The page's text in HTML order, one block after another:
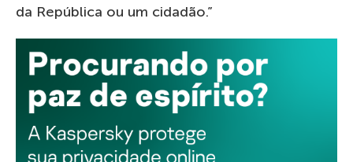
da República ou um cidadão.”